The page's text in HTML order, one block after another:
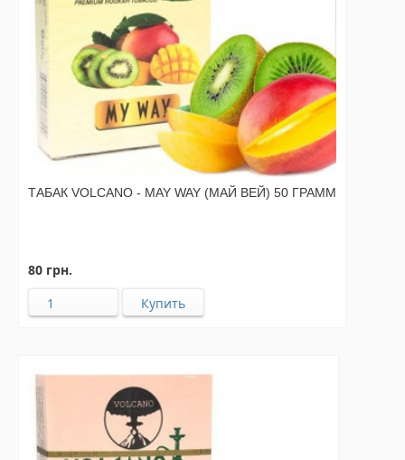
ТАБАК VOLCANO - MAY WAY (МАЙ ВЕЙ) 50 ГРАММ
80 грн.